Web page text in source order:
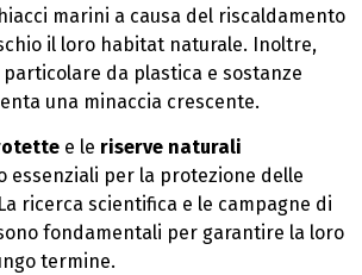
marini a causa del riscaldamento
il loro habitat naturale. Inoltre,
particolare da plastica e sostanze
una minaccia crescente.
e le riserve naturali
essenziali per la protezione delle
ricerca scientifica e le campagne di
fondamentali per garantire la loro
termine.